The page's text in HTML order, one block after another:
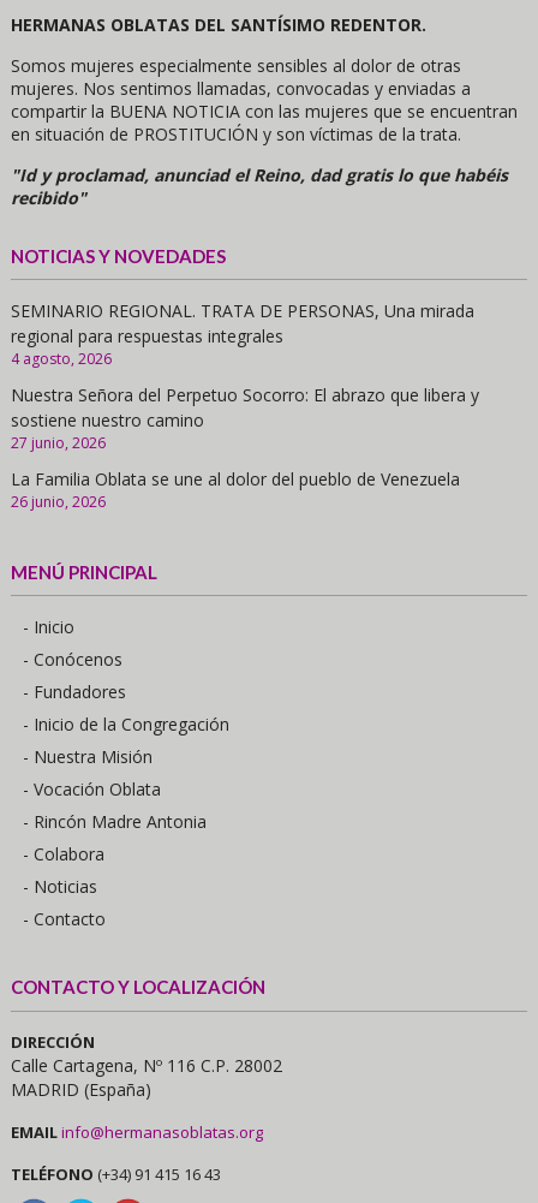
HERMANAS OBLATAS DEL SANTÍSIMO REDENTOR.
Somos mujeres especialmente sensibles al dolor de otras
mujeres. Nos sentimos llamadas, convocadas y enviadas a
compartir la BUENA NOTICIA con las mujeres que se encuentran
en situación de PROSTITUCIÓN y son víctimas de la trata.
"Id y proclamad, anunciad el Reino, dad gratis lo que habéis
recibido"
NOTICIAS Y NOVEDADES
SEMINARIO REGIONAL. TRATA DE PERSONAS, Una mirada
regional para respuestas integrales
4 agosto, 2026
Nuestra Señora del Perpetuo Socorro: El abrazo que libera y
sostiene nuestro camino
27 junio, 2026
La Familia Oblata se une al dolor del pueblo de Venezuela
26 junio, 2026
MENÚ PRINCIPAL
- Inicio
- Conócenos
- Fundadores
- Inicio de la Congregación
- Nuestra Misión
- Vocación Oblata
- Rincón Madre Antonia
- Colabora
- Noticias
- Contacto
CONTACTO Y LOCALIZACIÓN
DIRECCIÓN
Calle Cartagena, Nº 116 C.P. 28002
MADRID (España)
EMAILinfo@hermanasoblatas.org
TELÉFONO (+34) 91 415 16 43